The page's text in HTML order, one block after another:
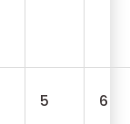
5 6